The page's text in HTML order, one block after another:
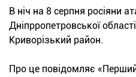
В ніч на 8 серпня росіяни
Дніпрропетровської
Криворізький район.
Про це повідомляє